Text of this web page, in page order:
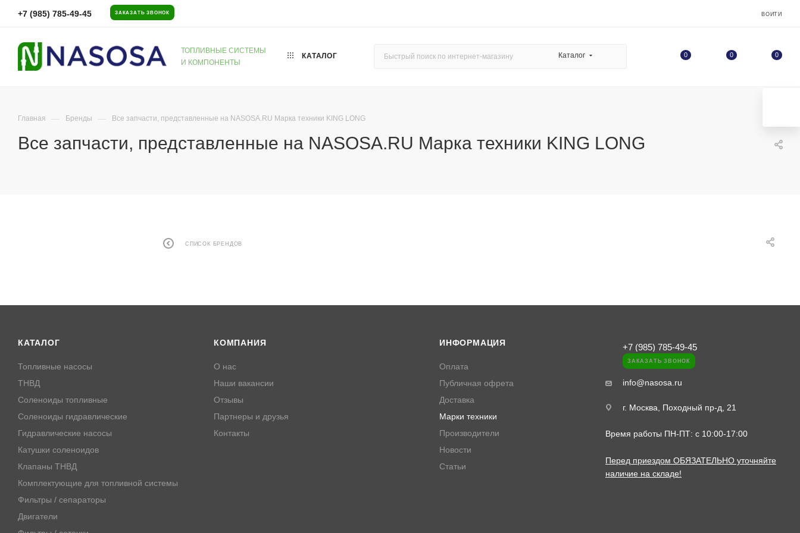
+7 (985) 785-49-45 ЗАКАЗАТЬ ЗВОНОК ВОЙТИ
ТОПЛИВНЫЕ СИСТЕМЫ
И КОМПОНЕНТЫ
КАТАЛОГ Каталог 0 0 0
Главная — Бренды — Все запчасти, представленные на NASOSA.RU Марка техники KING LONG
Все запчасти, представленные на NASOSA.RU Марка техники KING LONG
СПИСОК БРЕНДОВ
КАТАЛОГ
Топливные насосы
ТНВД
Соленоиды топливные
Соленоиды гидравлические
Гидравлические насосы
Катушки соленоидов
Клапаны ТНВД
Комплектующие для топливной системы
Фильтры / сепараторы
Двигатели
КОМПАНИЯ
О нас
Наши вакансии
Отзывы
Партнеры и друзья
Контакты
ИНФОРМАЦИЯ
Оплата
Публичная офрета
Доставка
Марки техники
Производители
Новости
Статьи
+7 (985) 785-49-45
ЗАКАЗАТЬ ЗВОНОК
info@nasosa.ru
г. Москва, Походный пр-д, 21
Время работы ПН-ПТ: с 10:00-17:00
Перед приездом ОБЯЗАТЕЛЬНО уточняйте
наличие на складе!